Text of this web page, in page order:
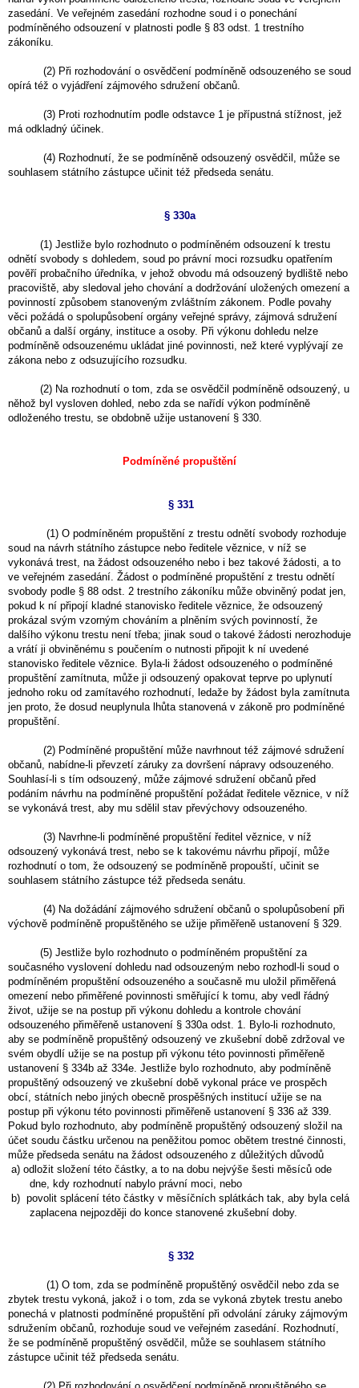
zasedání. Ve veřejném zasedání rozhodne soud i o ponechání
podmíněného odsouzení v platnosti podle § 83 odst. 1 trestního
zákoníku.
(2) Při rozhodování o osvědčení podmíněně odsouzeného se soud
opírá též o vyjádření zájmového sdružení občanů.
(3) Proti rozhodnutím podle odstavce 1 je přípustná stížnost, jež
má odkladný účinek.
(4) Rozhodnutí, že se podmíněně odsouzený osvědčil, může se
souhlasem státního zástupce učinit též předseda senátu.
§ 330a
(1) Jestliže bylo rozhodnuto o podmíněném odsouzení k trestu
odnětí svobody s dohledem, soud po právní moci rozsudku opatřením
pověří probačního úředníka, v jehož obvodu má odsouzený bydliště nebo
pracoviště, aby sledoval jeho chování a dodržování uložených omezení a
povinností způsobem stanoveným zvláštním zákonem. Podle povahy
věci požádá o spolupůsobení orgány veřejné správy, zájmová sdružení
občanů a další orgány, instituce a osoby. Při výkonu dohledu nelze
podmíněně odsouzenému ukládat jiné povinnosti, než které vyplývají ze
zákona nebo z odsuzujícího rozsudku.
(2) Na rozhodnutí o tom, zda se osvědčil podmíněně odsouzený, u
něhož byl vysloven dohled, nebo zda se nařídí výkon podmíněně
odloženého trestu, se obdobně užije ustanovení § 330.
Podmíněné propuštění
§ 331
(1) O podmíněném propuštění z trestu odnětí svobody rozhoduje
soud na návrh státního zástupce nebo ředitele věznice, v níž se
vykonává trest, na žádost odsouzeného nebo i bez takové žádosti, a to
ve veřejném zasedání. Žádost o podmíněné propuštění z trestu odnětí
svobody podle § 88 odst. 2 trestního zákoníku může obviněný podat jen,
pokud k ní připojí kladné stanovisko ředitele věznice, že odsouzený
prokázal svým vzorným chováním a plněním svých povinností, že
dalšího výkonu trestu není třeba; jinak soud o takové žádosti nerozhoduje
a vrátí ji obviněnému s poučením o nutnosti připojit k ní uvedené
stanovisko ředitele věznice. Byla-li žádost odsouzeného o podmíněné
propuštění zamítnuta, může ji odsouzený opakovat teprve po uplynutí
jednoho roku od zamítavého rozhodnutí, ledaže by žádost byla zamítnuta
jen proto, že dosud neuplynula lhůta stanovená v zákoně pro podmíněné
propuštění.
(2) Podmíněné propuštění může navrhnout též zájmové sdružení
občanů, nabídne-li převzetí záruky za dovršení nápravy odsouzeného.
Souhlasí-li s tím odsouzený, může zájmové sdružení občanů před
podáním návrhu na podmíněné propuštění požádat ředitele věznice, v níž
se vykonává trest, aby mu sdělil stav převýchovy odsouzeného.
(3) Navrhne-li podmíněné propuštění ředitel věznice, v níž
odsouzený vykonává trest, nebo se k takovému návrhu připojí, může
rozhodnutí o tom, že odsouzený se podmíněně propouští, učinit se
souhlasem státního zástupce též předseda senátu.
(4) Na dožádání zájmového sdružení občanů o spolupůsobení při
výchově podmíněně propuštěného se užije přiměřeně ustanovení § 329.
(5) Jestliže bylo rozhodnuto o podmíněném propuštění za
současného vyslovení dohledu nad odsouzeným nebo rozhodl-li soud o
podmíněném propuštění odsouzeného a současně mu uložil přiměřená
omezení nebo přiměřené povinnosti směřující k tomu, aby vedl řádný
život, užije se na postup při výkonu dohledu a kontrole chování
odsouzeného přiměřeně ustanovení § 330a odst. 1. Bylo-li rozhodnuto,
aby se podmíněně propuštěný odsouzený ve zkušební době zdržoval ve
svém obydlí užije se na postup při výkonu této povinnosti přiměřeně
ustanovení § 334b až 334e. Jestliže bylo rozhodnuto, aby podmíněně
propuštěný odsouzený ve zkušební době vykonal práce ve prospěch
obcí, státních nebo jiných obecně prospěšných institucí užije se na
postup při výkonu této povinnosti přiměřeně ustanovení § 336 až 339.
Pokud bylo rozhodnuto, aby podmíněně propuštěný odsouzený složil na
účet soudu částku určenou na peněžitou pomoc obětem trestné činnosti,
může předseda senátu na žádost odsouzeného z důležitých důvodů
a) odložit složení této částky, a to na dobu nejvýše šesti měsíců ode
dne, kdy rozhodnutí nabylo právní moci, nebo
b) povolit splácení této částky v měsíčních splátkách tak, aby byla celá
zaplacena nejpozději do konce stanovené zkušební doby.
§ 332
(1) O tom, zda se podmíněně propuštěný osvědčil nebo zda se
zbytek trestu vykoná, jakož i o tom, zda se vykoná zbytek trestu anebo
ponechá v platnosti podmíněné propuštění při odvolání záruky zájmovým
sdružením občanů, rozhoduje soud ve veřejném zasedání. Rozhodnutí,
že se podmíněně propuštěný osvědčil, může se souhlasem státního
zástupce učinit též předseda senátu.